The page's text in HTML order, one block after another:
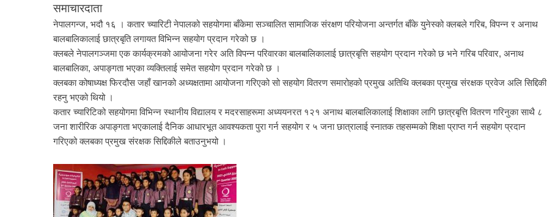
समाचारदाता
नेपालगन्ज, भदौ १६ । कतार च्यारिटी नेपालको सहयोगमा बाँकेमा सञ्चालित सामाजिक संरक्षण परियोजना अन्तर्गत बाँके युनेस्को क्लबले गरिब, विपन्न र अनाथ
बालबालिकालाई छात्रबृति लगायत विभिन्न सहयोग प्रदान गरेको छ ।
क्लबले नेपालगञ्जमा एक कार्यक्रमको आयोजना गरेर अति विपन्न परिवारका बालबालिकालाई छात्रबृत्ति सहयोग प्रदान गरेको छ भने गरिब परिवार, अनाथ
बालबालिका, अपाङ्गता भएका व्यक्तिलाई समेत सहयोग प्रदान गरेको छ ।
क्लबका कोषाध्यक्ष फिरदौस जहाँ खानको अध्यक्षतामा आयोजना गरिएको सो सहयोग वितरण समारोहको प्रमुख अतिथि क्लबका प्रमुख संरक्षक प्रवेज अलि सिद्दिकी
रहनु भएको थियो ।
कतार च्यारिटिको सहयोगमा विभिन्न स्थानीय विद्यालय र मदरसाहरूमा अध्ययनरत १२१ अनाथ बालबालिकालाई शिक्षाका लागि छात्रबृत्ति वितरण गरिनुका साथै ८
जना शारीरिक अपाङ्गता भएकालाई दैनिक आधारभूत आवश्यकता पुरा गर्न सहयोग र ५ जना छात्रालाई स्नातक तहसम्मको शिक्षा प्राप्त गर्न सहयोग प्रदान
गरिएको क्लबका प्रमुख संरक्षक सिद्दिकीले बताउनुभयो ।